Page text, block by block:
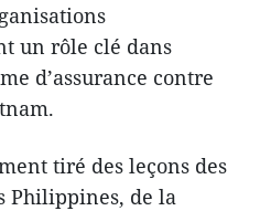
un rôle clé dans
d’assurance contre
tiré des leçons des
Philippines, de la